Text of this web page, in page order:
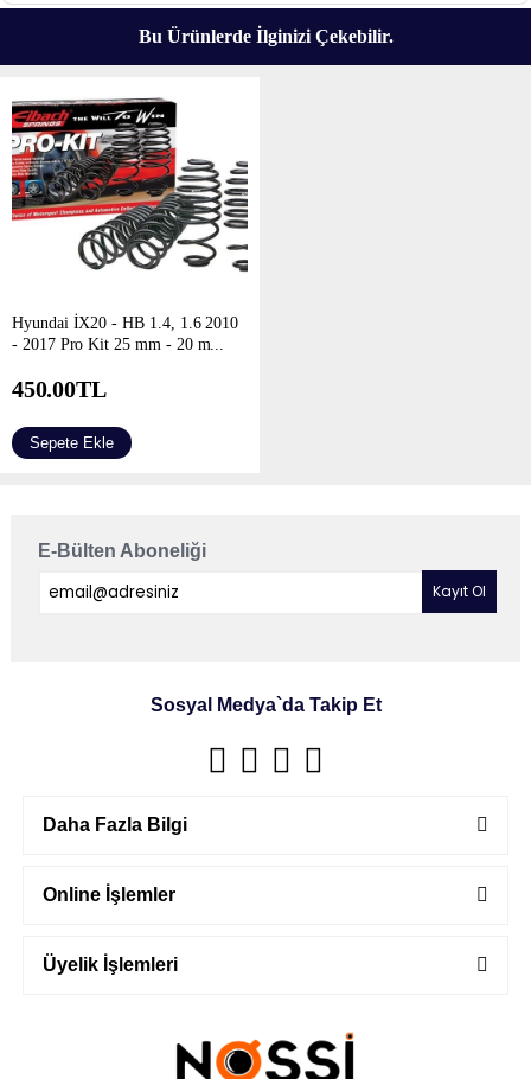
Bu Ürünlerde İlginizi Çekebilir.
Hyundai İX20 - HB 1.4, 1.6 2010
- 2017 Pro Kit 25 mm - 20 m...
450.00TL
Sepete Ekle
E-Bülten Aboneliği
Sosyal Medya`da Takip Et
Daha Fazla Bilgi
Online İşlemler
Üyelik İşlemleri